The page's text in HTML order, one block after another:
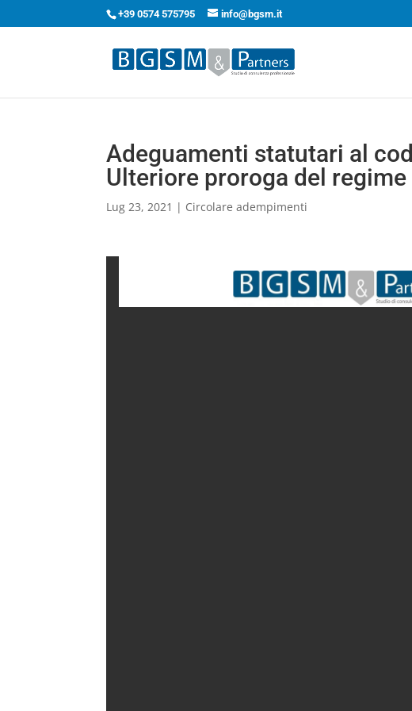
+39 0574 575795 info@bgsm.it
Adeguamenti statutari al
Ulteriore proroga del
Lug 23, 2021 | Circolare adempimenti